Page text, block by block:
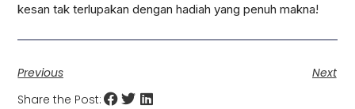
kesan tak terlupakan dengan hadiah yang penuh makna!
Previous
Next
Share the Post: